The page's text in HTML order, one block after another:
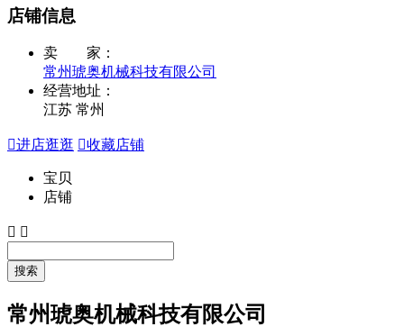
店铺信息
卖 家：
常州琥奥机械科技有限公司
经营地址：
江苏 常州
进店逛逛 收藏店铺
宝贝
店铺
 
搜索
常州琥奥机械科技有限公司